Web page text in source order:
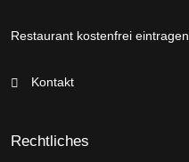
Restaurant kostenfrei eintragen
Kontakt
Rechtliches